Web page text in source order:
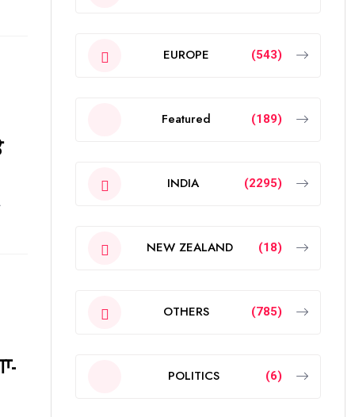
EUROPE (543)
Featured (189)
INDIA (2295)
NEW ZEALAND (18)
OTHERS (785)
POLITICS (6)